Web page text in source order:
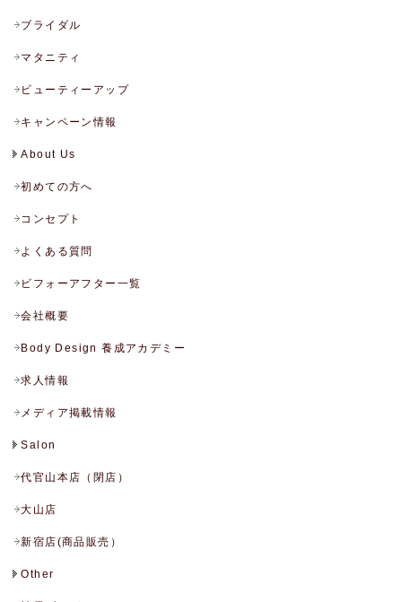
ブライダル
マタニティ
ビューティーアップ
キャンペーン情報
About Us
初めての方へ
コンセプト
よくある質問
ビフォーアフター一覧
会社概要
Body Design 養成アカデミー
求人情報
メディア掲載情報
Salon
代官山本店（閉店）
大山店
新宿店(商品販売）
Other